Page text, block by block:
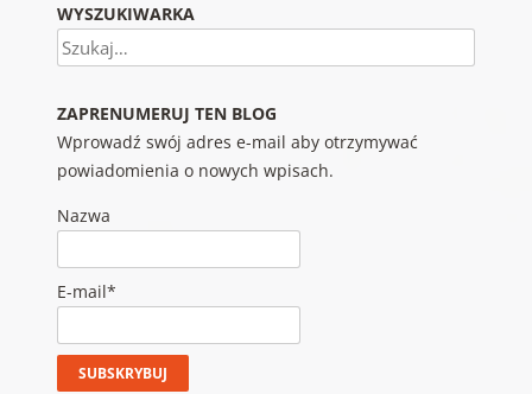
WYSZUKIWARKA
Szukaj
ZAPRENUMERUJ TEN BLOG
Wprowadź swój adres e-mail aby otrzymywać
powiadomienia o nowych wpisach.
Nazwa
E-mail*